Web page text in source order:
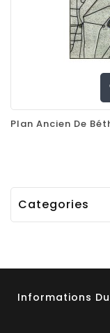
Categories
Informations